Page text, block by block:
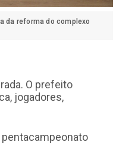
da reforma do complexo
O prefeito
jogadores,